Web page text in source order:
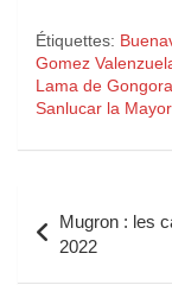
Étiquettes:
Gomez
Lama de Gongora
Sanlucar la Mayor
de
Mugron : les
2022